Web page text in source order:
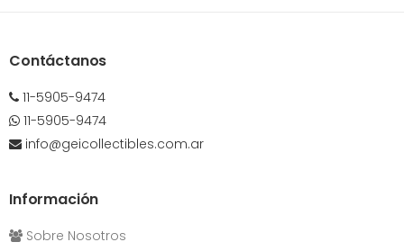
Contáctanos
11-5905-9474
11-5905-9474
info@geicollectibles.com.ar
Información
Sobre Nosotros